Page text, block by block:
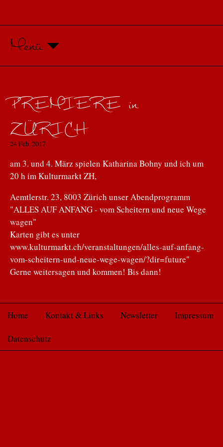
Menü
PREMIERE in
ZÜRICH
24 Feb. 2017
am 3. und 4. März spielen Katharina Bohny und ich um
20 h im Kulturmarkt ZH,
Aemtlerstr. 23, 8003 Zürich unser Abendprogramm
"ALLES AUF ANFANG - vom Scheitern und neue Wege
wagen"
Karten gibt es unter
www.kulturmarkt.ch/veranstaltungen/alles-auf-anfang-
vom-scheitern-und-neue-wege-wagen/?dir=future"
Gerne weitersagen und kommen! Bis dann!
Home Kontakt & Links Newsletter Impressum
Datenschutz